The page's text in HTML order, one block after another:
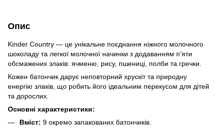
Опис
Kinder Country — це унікальне поєднання ніжного молочного
шоколаду та легкої молочної начинки з додаванням п’яти
обсмажених злаків: ячменю, рису, пшениці, полби та гречки.
Кожен батончик дарує неповторний хрускіт та природну
енергію злаків, що робить його ідеальним перекусом для дітей
та дорослих.
Основні характеристики:
Вміст: 9 окремо запакованих батончиків.